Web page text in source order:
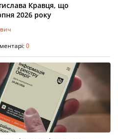
Кравця, що
2026 року
0